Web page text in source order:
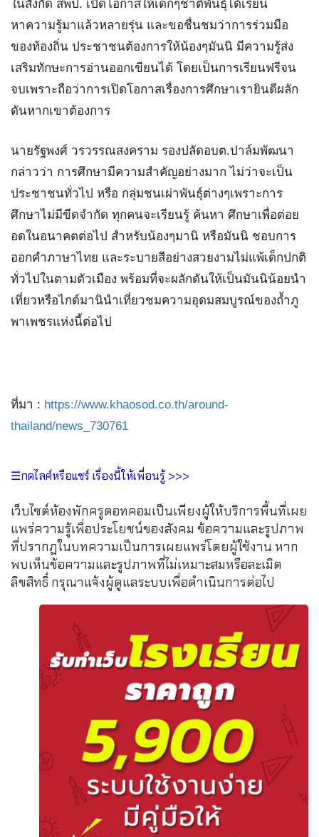
ในสังกัด สพป. เปิดโอกาสให้เด็กๆชาติพันธุ์ได้เรียน
หาความรู้มาแล้วหลายรุ่น และขอชื่นชมว่าการร่วมมือ
ของท้องถิ่น ประชาชนต้องการให้น้องๆมันนิ มีความรู้ส่ง
เสริมทักษะการอ่านออกเขียนได้ โดยเป็นการเรียนฟรีจน
จบเพราะถือว่าการเปิดโอกาสเรื่องการศึกษาเรายินดีผลัก
ดันหากเขาต้องการ
นายรัฐพงศ์ วรวรรณสงคราม รองปลัดอบต.ปาล์มพัฒนา
กล่าวว่า การศึกษามีความสำคัญอย่างมาก ไม่ว่าจะเป็น
ประชาชนทั่วไป หรือ กลุ่มชนเผ่าพันธุ์ต่างๆเพราะการ
ศึกษาไม่มีขีดจำกัด ทุกคนจะเรียนรู้ ค้นหา ศึกษาเพื่อต่อย
อดในอนาคตต่อไป สำหรับน้องๆมานิ หรือมันนิ ชอบการ
ออกคำภาษาไทย และระบายสีอย่างสวยงามไม่แพ้เด็กปกติ
ทั่วไปในตามตัวเมือง พร้อมที่จะผลักดันให้เป็นมันนิน้อยนำ
เที่ยวหรือไกด์มานินำเที่ยวชมความอุดมสมบูรณ์ของถ้ำภู
พาเพชรแห่งนี้ต่อไป
ที่มา : https://www.khaosod.co.th/around-
thailand/news_730761
☰กดไลค์หรือแชร์ เรื่องนี้ให้เพื่อนรู้ >>>
เว็บไซต์ห้องพักครูดอทคอมเป็นเพียงผู้ให้บริการพื้นที่เผย
แพร่ความรู้เพื่อประโยชน์ของสังคม ข้อความและรูปภาพ
ที่ปรากฏในบทความเป็นการเผยแพร่โดยผู้ใช้งาน หาก
พบเห็นข้อความและรูปภาพที่ไม่เหมาะสมหรือละเมิด
ลิขสิทธิ์ กรุณาแจ้งผู้ดูแลระบบเพื่อดำเนินการต่อไป